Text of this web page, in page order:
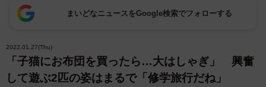
まいどなニュースをGoogle検索でフォローする
2022.01.27(Thu)
「子猫にお布団を買ったら…大はしゃぎ」 興奮
して遊ぶ2匹の姿はまるで「修学旅行だね」